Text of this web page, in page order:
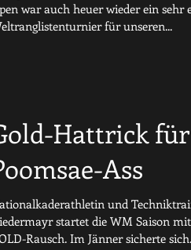
war auch heuer wieder ein sehr
für unseren...
Hattrick für
Ass
und
startet die WM Saison mit
Rausch. Im Jänner sicherte